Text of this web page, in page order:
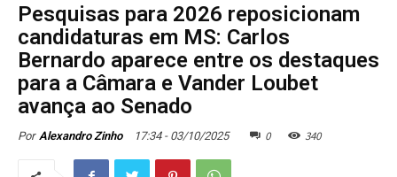
Pesquisas para 2026 reposicionam
candidaturas em MS: Carlos
Bernardo aparece entre os destaques
para a Câmara e Vander Loubet
avança ao Senado
Por Alexandro Zinho 17:34 - 03/10/2025 0 340